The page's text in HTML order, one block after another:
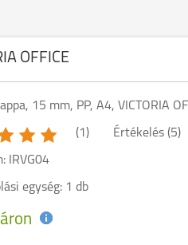
OFFICE
15 mm, PP, A4, VICTORIA
(1) Értékelés (5)
IRVG04
egység: 1 db